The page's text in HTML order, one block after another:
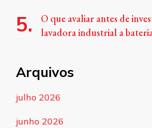
O que avaliar antes de
lavadora industrial a
Arquivos
julho 2026
junho 2026